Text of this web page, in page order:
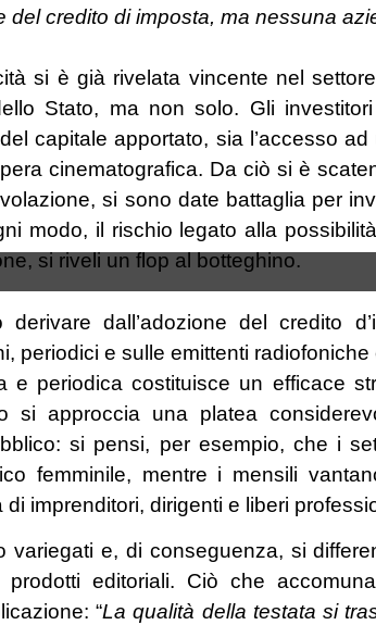
del credito di imposta, ma nessuna
si è già rivelata vincente nel
Stato, ma non solo. Gli
capitale apportato, sia l’accesso
cinematografica. Da ciò si è
si sono date battaglia per
modo, il rischio legato alla
si riveli un flop al botteghino.
dall’adozione del credito
periodici e sulle emittenti
e periodica costituisce un efficace
si approccia una platea
si pensi, per esempio, che i
femminile, mentre i mensili
imprenditori, dirigenti e liberi
variegati e, di conseguenza, si
editoriali. Ciò che
“La qualità della testata si